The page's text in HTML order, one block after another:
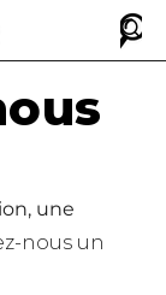
une
nous un